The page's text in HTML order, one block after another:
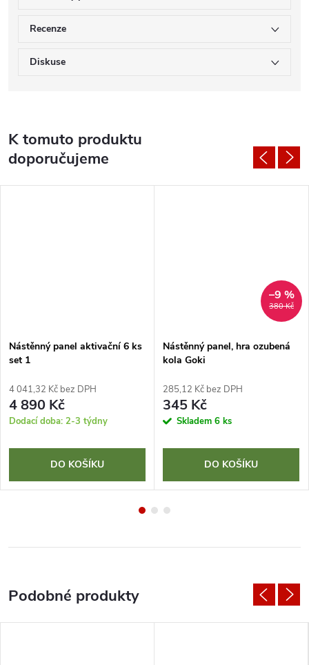
Recenze
Diskuse
K tomuto produktu
doporučujeme
Nástěnný panel aktivační 6 ks
set 1
4 041,32 Kč bez DPH
4 890 Kč
Dodací doba: 2-3 týdny
DO KOŠÍKU
380 Kč
–9 %
Nástěnný panel, hra ozubená
kola Goki
285,12 Kč bez DPH
345 Kč
Skladem 6 ks
DO KOŠÍKU